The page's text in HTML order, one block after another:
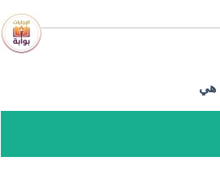
هي